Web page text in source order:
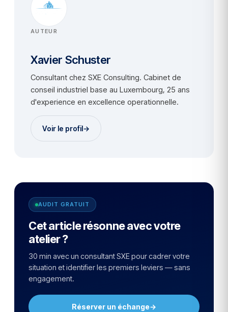
AUTEUR
Xavier Schuster
Consultant chez SXE Consulting. Cabinet de
conseil industriel base au Luxembourg, 25 ans
d'experience en excellence operationnelle.
Voir le profil→
AUDIT GRATUIT
Cet article résonne avec votre
atelier ?
30 min avec un consultant SXE pour cadrer votre
situation et identifier les premiers leviers — sans
engagement.
Réserver un échange→